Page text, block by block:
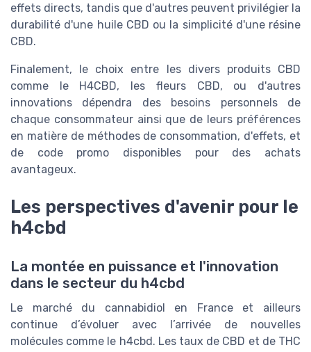
effets directs, tandis que d'autres peuvent privilégier la
durabilité d'une huile CBD ou la simplicité d'une résine
CBD.
Finalement, le choix entre les divers produits CBD
comme le H4CBD, les fleurs CBD, ou d'autres
innovations dépendra des besoins personnels de
chaque consommateur ainsi que de leurs préférences
en matière de méthodes de consommation, d'effets, et
de code promo disponibles pour des achats
avantageux.
Les perspectives d'avenir pour le
h4cbd
La montée en puissance et l'innovation
dans le secteur du h4cbd
Le marché du cannabidiol en France et ailleurs
continue d’évoluer avec l’arrivée de nouvelles
molécules comme le h4cbd. Les taux de CBD et de THC